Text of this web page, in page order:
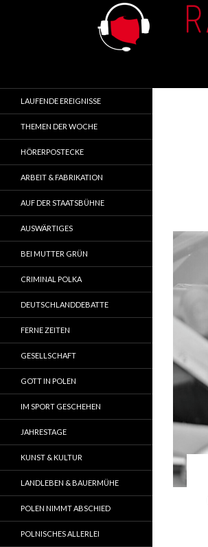
LAUFENDE EREIGNISSE
THEMEN DER WOCHE
HÖRERPOSTECKE
ARBEIT & FABRIKATION
AUF DER STAATSBÜHNE
AUSWÄRTIGES
BEI MUTTER GRÜN
CRIMINAL POLKA
DEUTSCHLANDDEBATTE
FERNE ZEITEN
GESELLSCHAFT
GOTT IN POLEN
IM SPORT GESCHEHEN
JAHRESTAGE
KUNST & KULTUR
LANDLEBEN & BAUERMÜHE
POLEN NIMMT ABSCHIED
POLNISCHES ALLERLEI